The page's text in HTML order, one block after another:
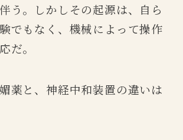
う。しかしその起源は、自ら
でもなく、機械によって操作
だ。
薬と、神経中和装置の違いは